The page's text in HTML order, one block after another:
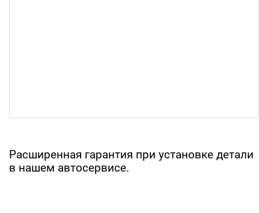
Расширенная гарантия при установке детали
в нашем автосервисе.